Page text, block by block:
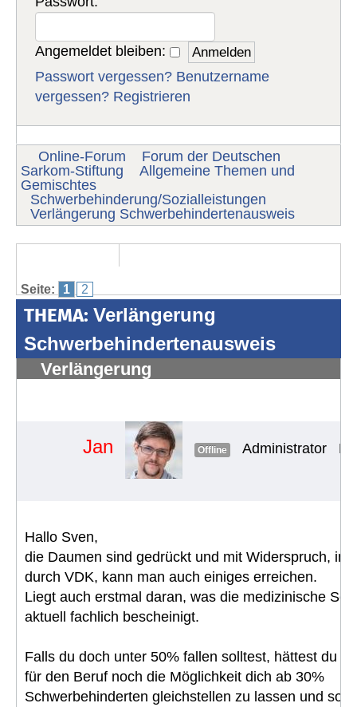
Angemeldet bleiben:
Passwort vergessen? Benutzername
vergessen? Registrieren
Online-Forum
Forum der Deutschen
Sarkom-Stiftung
Allgemeine Themen und
Gemischtes
Schwerbehinderung/Sozialleistungen
Verlängerung Schwerbehindertenausweis
Seite: 1 2
THEMA: Verlängerung
Schwerbehindertenausweis
Verlängerung
Jan Offline Administrator
Hallo Sven,
die Daumen sind gedrückt und mit Widerspruch,
durch VDK, kann man auch einiges erreichen.
Liegt auch erstmal daran, was die medizinische
aktuell fachlich bescheinigt.
Falls du doch unter 50% fallen solltest, hättest du
für den Beruf noch die Möglichkeit dich ab 30%
Schwerbehinderten gleichstellen zu lassen und